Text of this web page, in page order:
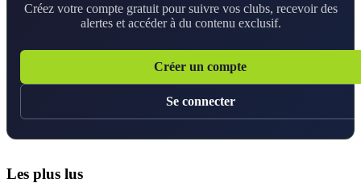
Créez votre compte gratuit pour suivre vos clubs, recevoir des
alertes et accéder à du contenu exclusif.
Créer un compte
Se connecter
Les plus lus